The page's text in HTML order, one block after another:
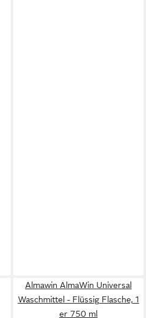
Almawin AlmaWin Universal
Waschmittel - Flüssig Flasche, 1
er 750 ml